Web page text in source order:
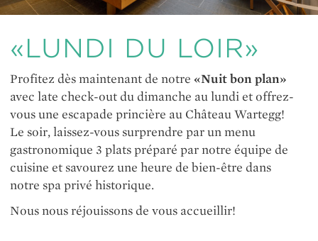
«LUNDI DU LOIR»
Profitez dès maintenant de notre «Nuit bon plan»
avec late check-out du dimanche au lundi et offrez-
vous une escapade princière au Château Wartegg!
Le soir, laissez-vous surprendre par un menu
gastronomique 3 plats préparé par notre équipe de
cuisine et savourez une heure de bien-être dans
notre spa privé historique.
Nous nous réjouissons de vous accueillir!